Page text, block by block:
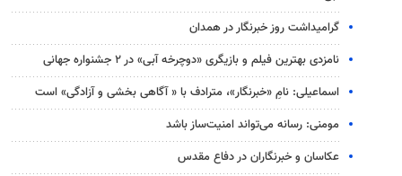
گرامیداشت روز خبرنگار در همدان
نامزدی بهترین فیلم و بازیگری «دوچرخه آبی» در ۲ جشنواره جهانی
اسماعیلی: نامِ «خبرنگار»، مترادف با « آگاهی بخشی و آزادگی» است
مومنی: رسانه می‌تواند امنیت‌ساز باشد
عکاسان و خبرنگاران در دفاع مقدس